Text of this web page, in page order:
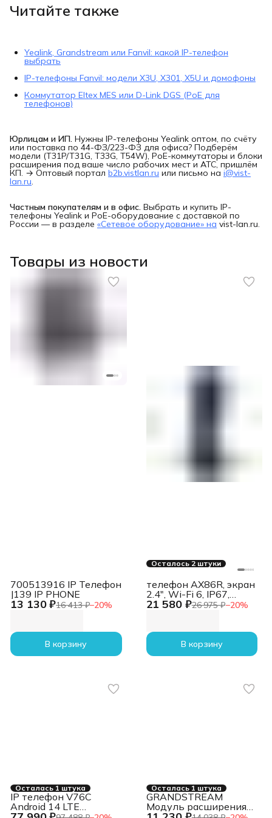
Читайте также
Yealink, Grandstream или Fanvil: какой IP-телефон
выбрать
IP-телефоны Fanvil: модели X3U, X301, X5U и домофоны
Коммутатор Eltex MES или D-Link DGS (PoE для
телефонов)
Юрлицам и ИП. Нужны IP-телефоны Yealink оптом, по счёту
или поставка по 44-ФЗ/223-ФЗ для офиса? Подберём
модели (T31P/T31G, T33G, T54W), PoE-коммутаторы и блоки
расширения под ваше число рабочих мест и АТС, пришлём
КП. → Оптовый портал b2b.vistlan.ru или письмо на i@vist-
lan.ru.
Частным покупателям и в офис. Выбрать и купить IP-
телефоны Yealink и PoE-оборудование с доставкой по
России — в разделе «Сетевое оборудование» на vist-lan.ru.
Товары из новости
13 130 ₽16 413 ₽−20%
700513916 IP Телефон
J139 IP PHONE
В корзину
Осталось 2 штуки
21 580 ₽26 975 ₽−20%
телефон AX86R, экран
2.4", Wi-Fi 6, IP67,
Alarm,
Type-C, SNC, звук HD
AX86R, экран 2.4", Wi-
Fi 6, IP67, Alarm,
Type-C, SNC, звук HD
В корзину
Осталась 1 штука
IP телефон V76C
Android 14 LTE
Осталась 1 штука
GRANDSTREAM
Модуль расширения